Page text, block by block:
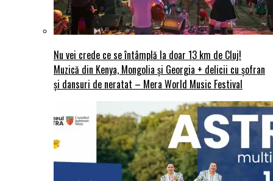
Nu vei crede ce se întâmplă la doar 13 km de Cluj!
Muzică din Kenya, Mongolia și Georgia + delicii cu șofran
și dansuri de neratat – Mera World Music Festival